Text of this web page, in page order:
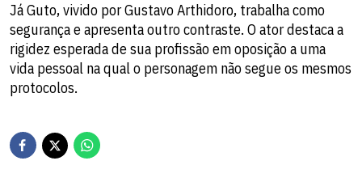
Já Guto, vivido por Gustavo Arthidoro, trabalha como
segurança e apresenta outro contraste. O ator destaca a
rigidez esperada de sua profissão em oposição a uma
vida pessoal na qual o personagem não segue os mesmos
protocolos.